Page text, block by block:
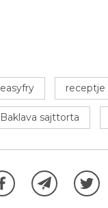
easyfry receptje
Baklava sajttorta